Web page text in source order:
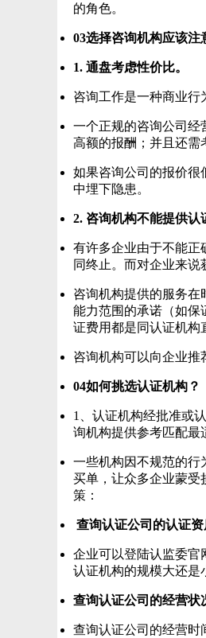
的角色。
03选择咨询机构应该注
1. 通盘考虑性价比。
咨询工作是一种商业行
一个正规的咨询公司经
高额的报酬；并且还需
如果咨询公司的报价很
中埋下隐患。
2. 咨询机构不能提供认
有许多企业由于不能正
同终止。而对企业来说
咨询机构提供的服务
能力范围的承诺（如保
证费用都是同认证机构
咨询机构可以向企业推
04如何挑选认证机构？
1、认证机构经批准或
询机构提供参考匹配最
一些机构因不规范的行
买单，让众多企业蒙受
策：
查询认证公司的认证资
企业可以登陆认监委官
认证机构的规模大还是
查询认证公司的经营状
查询认证公司的经营时